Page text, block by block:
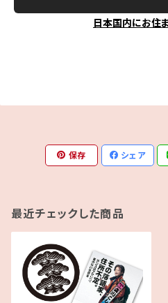
日本国内にお住
保存 シェア
最近チェックした商品